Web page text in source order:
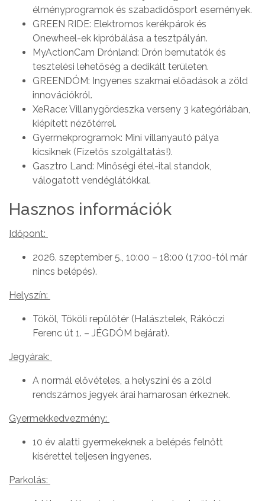
élményprogramok és szabadidősport események.
GREEN RIDE: Elektromos kerékpárok és
Onewheel-ek kipróbálása a tesztpályán.
MyActionCam Drónland: Drón bemutatók és
tesztelési lehetőség a dedikált területen.
GREENDÓM: Ingyenes szakmai előadások a zöld
innovációkról.
XeRace: Villanygördeszka verseny 3 kategóriában,
kiépített nézőtérrel.
Gyermekprogramok: Mini villanyautó pálya
kicsiknek (Fizetős szolgáltatás!).
Gasztro Land: Minőségi étel-ital standok,
válogatott vendéglátókkal.
Hasznos információk
Időpont:
2026. szeptember 5., 10:00 – 18:00 (17:00-tól már
nincs belépés).
Helyszín:
Tököl, Tököli repülőtér (Halásztelek, Rákóczi
Ferenc út 1. – JÉGDÓM bejárat).
Jegyárak:
A normál elővételes, a helyszíni és a zöld
rendszámos jegyek árai hamarosan érkeznek.
Gyermekkedvezmény:
10 év alatti gyermekeknek a belépés felnőtt
kísérettel teljesen ingyenes.
Parkolás: